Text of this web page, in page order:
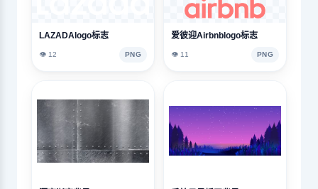
LAZADAlogo标志
👁️ 12 PNG
爱彼迎Airbnblogo标志
👁️ 11 PNG